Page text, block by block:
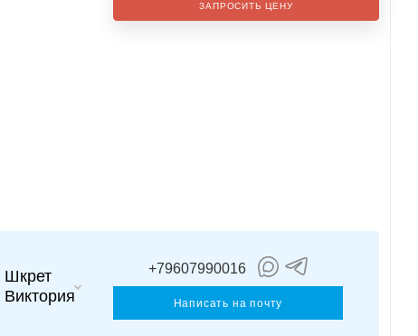
ЗАПРОСИТЬ ЦЕНУ
Шкрет
Виктория
+79607990016
Написать на почту